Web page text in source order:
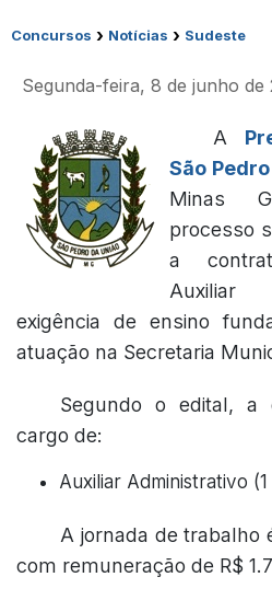
Concursos › Notícias › Sudeste
Segunda-feira, 8 de junho de
A
São
Minas
processo
a
Auxiliar
exigência de ensino
atuação na Secretaria
Segundo o edital, a
cargo de:
Auxiliar Administrativo (1
A jornada de trabalho
com remuneração de R$